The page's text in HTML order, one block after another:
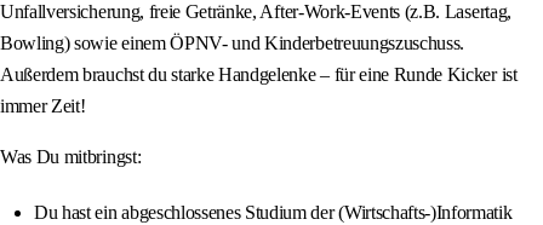
Unfallversicherung, freie Getränke, After-Work-Events (z.B. Lasertag,
Bowling) sowie einem ÖPNV- und Kinderbetreuungszuschuss.
Außerdem brauchst du starke Handgelenke – für eine Runde Kicker ist
immer Zeit!
Was Du mitbringst:
Du hast ein abgeschlossenes Studium der (Wirtschafts-)Informatik